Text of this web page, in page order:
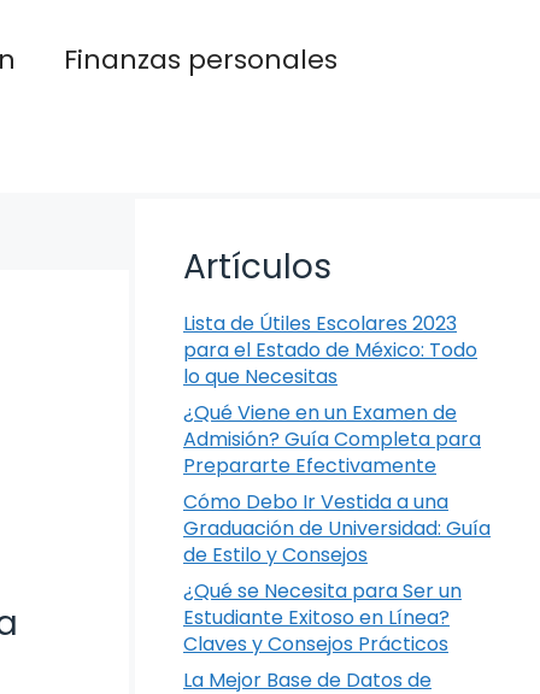
Finanzas personales
Artículos
Lista de Útiles Escolares 2023
para el Estado de México: Todo
lo que Necesitas
¿Qué Viene en un Examen de
Admisión? Guía Completa para
Prepararte Efectivamente
Cómo Debo Ir Vestida a una
Graduación de Universidad: Guía
de Estilo y Consejos
¿Qué se Necesita para Ser un
Estudiante Exitoso en Línea?
Claves y Consejos Prácticos
La Mejor Base de Datos de